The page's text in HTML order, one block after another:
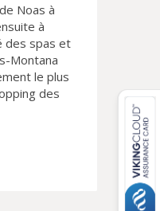
Noas à
à
des spas et
Montana
le plus
des